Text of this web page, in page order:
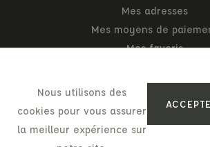
Mes adresses
Mes moyens de
Mes favoris
Mentions légalesPolitique de
Nous utilisons des
cookies pour vous assurer
la meilleur expérience sur